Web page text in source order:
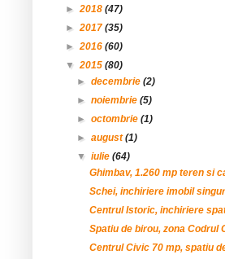
►2018 (47)
►2017 (35)
►2016 (60)
▼2015 (80)
►decembrie(2)
►noiembrie(5)
►octombrie(1)
►august(1)
▼iulie(64)
Ghimbav, 1.260 mp teren si
Schei, inchiriere imobil
Centrul Istoric, inchiriere
Spatiu de birou, zona Codrul
Centrul Civic 70 mp, spatiu